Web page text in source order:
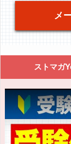
メ
ストマガ